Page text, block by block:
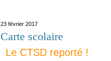
23 février 2017
Carte scolaire
Le CTSD reporté !